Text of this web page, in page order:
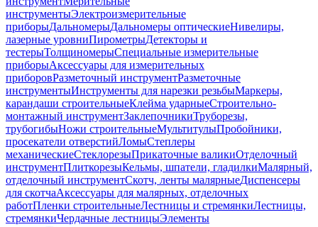
инструментыЭлектроизмерительные
приборыДальномерыДальномеры оптическиеНивелиры,
лазерные уровниПирометрыДетекторы и
тестерыТолщиномерыСпециальные измерительные
приборыАксессуары для измерительных
приборовРазметочный инструментРазметочные
инструментыИнструменты для нарезки резьбыМаркеры,
карандаши строительныеКлейма ударныеСтроительно-
монтажный инструментЗаклепочникиТруборезы,
трубогибыНожи строительныеМультитулыПробойники,
просекатели отверстийЛомыСтеплеры
механическиеСтеклорезыПрикаточные валикиОтделочный
инструментПлиткорезыКельмы, шпатели, гладилкиМалярный,
отделочный инструментСкотч, ленты малярныеДиспенсеры
для скотчаАксессуары для малярных, отделочных
работПленки строительныеЛестницы и стремянкиЛестницы,
стремянкиЧердачные лестницыЭлементы